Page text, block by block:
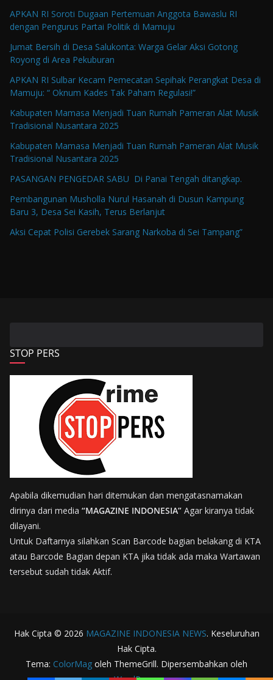
APKAN RI Soroti Dugaan Pertemuan Anggota Bawaslu RI
dengan Pengurus Partai Politik di Mamuju
Jumat Bersih di Desa Salukonta: Warga Gelar Aksi Gotong
Royong di Area Pekuburan
APKAN RI Sulbar Kecam Pemecatan Sepihak Perangkat Desa di
Mamuju: “ Oknum Kades Tak Paham Regulasi!”
Kabupaten Mamasa Menjadi Tuan Rumah Pameran Alat Musik
Tradisional Nusantara 2025
Kabupaten Mamasa Menjadi Tuan Rumah Pameran Alat Musik
Tradisional Nusantara 2025
PASANGAN PENGEDAR SABU Di Panai Tengah ditangkap.
Pembangunan Musholla Nurul Hasanah di Dusun Kampung
Baru 3, Desa Sei Kasih, Terus Berlanjut
Aksi Cepat Polisi Gerebek Sarang Narkoba di Sei Tampang”
STOP PERS
Apabila dikemudian hari ditemukan dan mengatasnamakan
dirinya dari media “MAGAZINE INDONESIA” Agar kiranya tidak
dilayani.
Untuk Daftarnya silahkan Scan Barcode bagian belakang di KTA
atau Barcode Bagian depan KTA jika tidak ada maka Wartawan
tersebut sudah tidak Aktif.
Hak Cipta © 2026 MAGAZINE INDONESIA NEWS. Keseluruhan
Hak Cipta.
Tema: ColorMag oleh ThemeGrill. Dipersembahkan oleh